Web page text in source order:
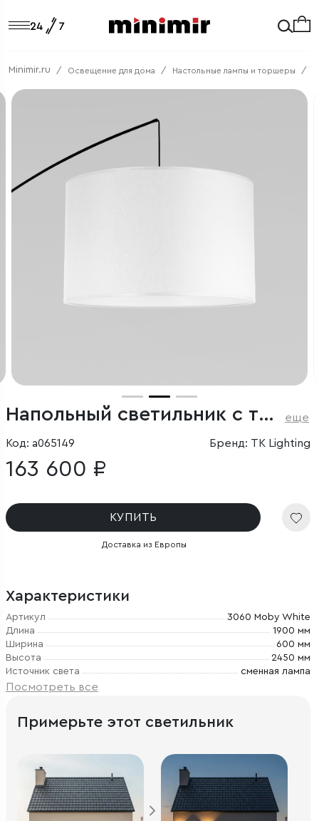
Minimir.ru Освещение для дома Настольные лампы и торшеры
Напольный светильник с тканевым абажуром еще
Код: a065149 Бренд: TK Lighting
163 600 ₽
КУПИТЬ
Доставка из Европы
Характеристики
Артикул
3060 Moby White
Длина
1900 мм
Ширина
600 мм
Высота
2450 мм
Источник света
сменная лампа
Посмотреть все
Примерьте этот светильник